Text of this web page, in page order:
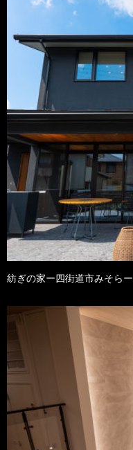
紡ぎの家ー四街道市みそらー